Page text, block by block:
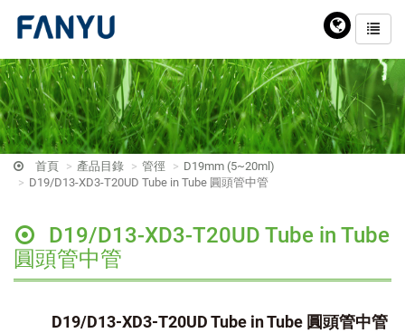
首頁 產品目錄 管徑
D19mm (5~20ml)
D19/D13-XD3-T20UD Tube in Tube 圓頭管中管
D19/D13-XD3-T20UD Tube in Tube
圓頭管中管
D19/D13-XD3-T20UD Tube in Tube 圓頭管中管